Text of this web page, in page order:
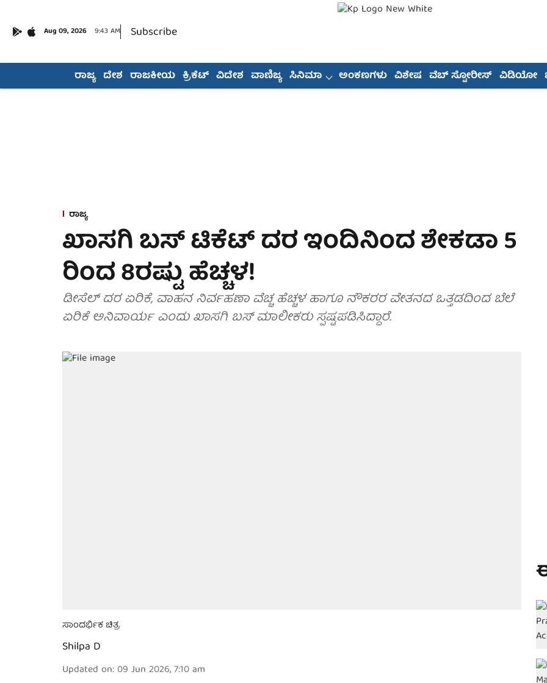
Aug 09, 2026 9:43 AM Subscribe
ರಾಜ್ಯ ದೇಶ ರಾಜಕೀಯ ಕ್ರಿಕೆಟ್ ವಿದೇಶ ವಾಣಿಜ್ಯ ಸಿನಿಮಾ ಅಂಕಣಗಳು ವಿಶೇಷ ವೆಬ್ ಸ್ಟೋರೀಸ್ ವಿಡಿಯೋ
ರಾಜ್ಯ
ಖಾಸಗಿ ಬಸ್ ಟಿಕೆಟ್‌ ದರ ಇಂದಿನಿಂದ ಶೇಕಡಾ 5
ರಿಂದ 8ರಷ್ಟು ಹೆಚ್ಚಳ!
ಡೀಸೆಲ್ ದರ ಏರಿಕೆ, ವಾಹನ ನಿರ್ವಹಣಾ ವೆಚ್ಚ ಹೆಚ್ಚಳ ಹಾಗೂ ನೌಕರರ ವೇತನದ ಒತ್ತಡದಿಂದ ಬೆಲೆ
ಏರಿಕೆ ಅನಿವಾರ್ಯ ಎಂದು ಖಾಸಗಿ ಬಸ್ ಮಾಲೀಕರು ಸ್ಪಷ್ಟಪಡಿಸಿದ್ದಾರೆ.
ಸಾಂದರ್ಭಿಕ ಚಿತ್ರ
Shilpa D
Updated on: 09 Jun 2026, 7:10 am